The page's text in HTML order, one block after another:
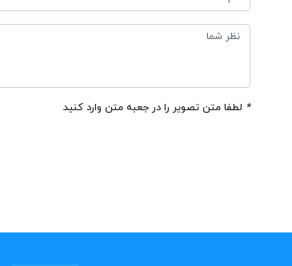
* لطفا متن تصویر را در جعبه متن وارد کنید